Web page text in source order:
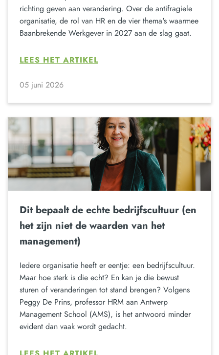
richting geven aan verandering. Over de antifragiele
organisatie, de rol van HR en de vier thema's waarmee
Baanbrekende Werkgever in 2027 aan de slag gaat.
LEES HET ARTIKEL
05 juni 2026
Dit bepaalt de echte bedrijfscultuur (en
het zijn niet de waarden van het
management)
Iedere organisatie heeft er eentje: een bedrijfscultuur.
Maar hoe sterk is die echt? En kan je die bewust
sturen of veranderingen tot stand brengen? Volgens
Peggy De Prins, professor HRM aan Antwerp
Management School (AMS), is het antwoord minder
evident dan vaak wordt gedacht.